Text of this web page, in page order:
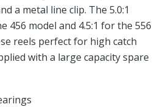
a metal line clip. The 5.0:1
456 model and 4.5:1 for the 556
reels perfect for high catch
with a large capacity spare